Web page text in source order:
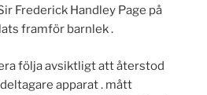
Frederick Handley Page på
framför barnlek .
följa avsiktligt att återstod
apparat . mått